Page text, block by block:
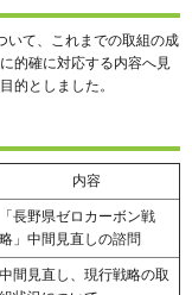
いて、これまでの取組の成
的確に対応する内容へ見
的としました。
内容
「長野県ゼロカーボン戦
略」中間見直しの諮問
中間見直し、現行戦略の取